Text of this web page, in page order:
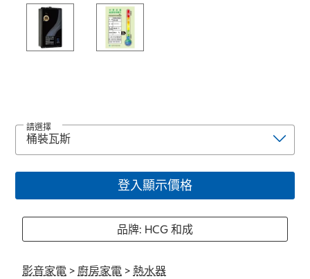
請選擇
登入顯示價格
品牌: HCG 和成
影音家電 > 廚房家電 > 熱水器